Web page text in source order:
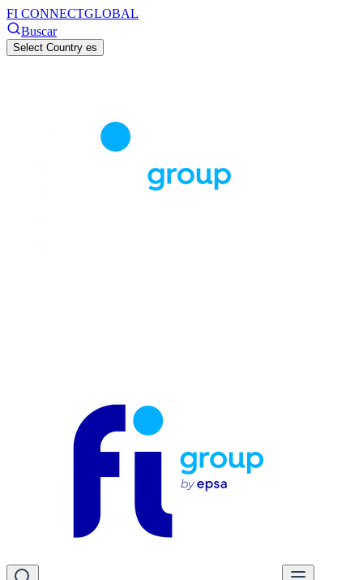
FI CONNECTGLOBAL
Buscar
Select Country es